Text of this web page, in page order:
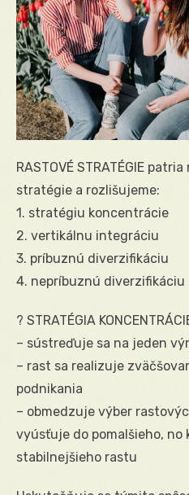
RASTOVÉ STRATÉGIE
stratégie a rozlišujeme:
1. stratégiu koncentrácie
2. vertikálnu integráciu
3. príbuznú diverzifikáciu
4. nepríbuznú diverzifikáciu
? STRATÉGIA
– sústreďuje sa na jeden
– rast sa realizuje
podnikania
– obmedzuje výber
vyúsťuje do pomalšieho, no
stabilnejšieho rastu